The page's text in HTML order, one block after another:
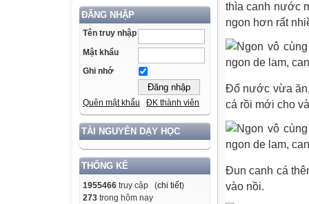
ĐĂNG NHẬP
Tên truy nhập
Mật khẩu
Ghi nhớ
Quên mật khẩu ĐK thành viên
TÀI NGUYÊN DẠY HỌC
THỐNG KÊ
1955466 truy cập (chi tiết)
273 trong hôm nay
thìa canh nước
ngon hơn rất
Đổ nước vừa
cá rồi mới cho
Đun canh cá
vào nồi.